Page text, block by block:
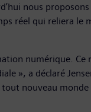
nous
réel qui reliera
numérique. Ce
», a déclaré
tout nouveau